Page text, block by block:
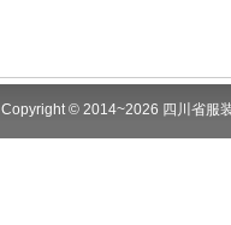
Copyright © 2014~2026 四川省服